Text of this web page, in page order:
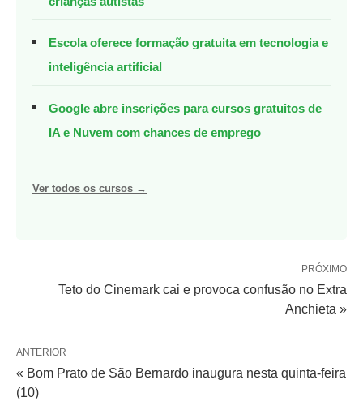
Escola oferece formação gratuita em tecnologia e
inteligência artificial
Google abre inscrições para cursos gratuitos de
IA e Nuvem com chances de emprego
Ver todos os cursos →
PRÓXIMO
Teto do Cinemark cai e provoca confusão no Extra
Anchieta »
ANTERIOR
« Bom Prato de São Bernardo inaugura nesta quinta-feira
(10)